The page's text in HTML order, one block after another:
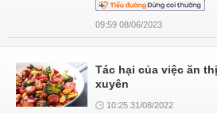
09:59 08/06/2023
Tác hại của việc ăn
xuyên
10:25 31/08/2022